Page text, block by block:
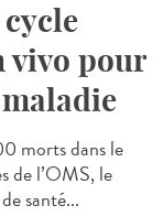
vivo pour
morts dans le
de l’OMS, le
santé...